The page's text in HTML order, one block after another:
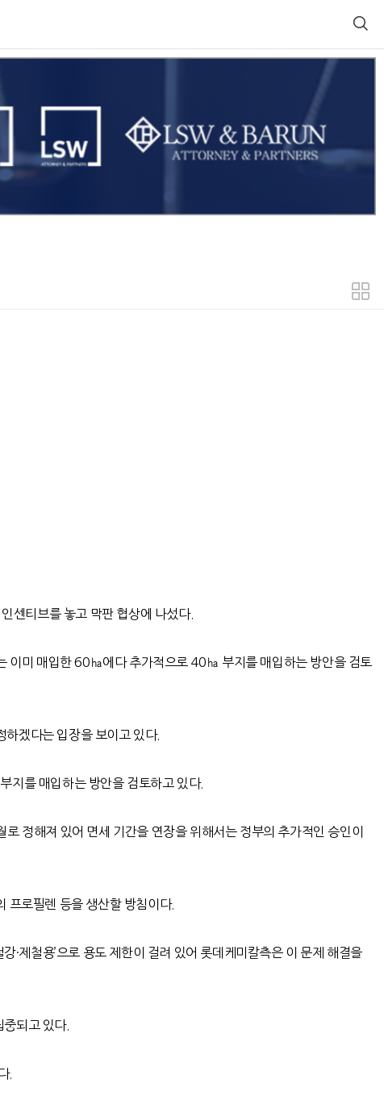
센티브를 놓고 막판 협상에 나섰다.
이미 매입한 60㏊에다 추가적으로 40㏊ 부지를 매입하는 방안을 검토
겠다는 입장을 보이고 있다.
지를 매입하는 방안을 검토하고 있다.
정해져 있어 면세 기간을 연장을 위해서는 정부의 추가적인 승인이
프로필렌 등을 생산할 방침이다.
제철용’으로 용도 제한이 걸려 있어 롯데케미칼측은 이 문제 해결을
되고 있다.
.